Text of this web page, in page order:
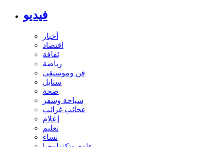
فيديو
أخبار
اقتصاد
ثقافة
رياضة
فن وموسيقى
ستايل
صحة
سياحة وسفر
عجائب غرائب
إعلام
تعليم
نساء